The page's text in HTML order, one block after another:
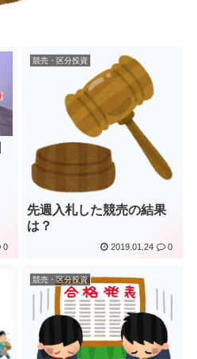
0
競売・区分投資
先週入札した競売の結果
は？
2019.01.24 0
競売・区分投資